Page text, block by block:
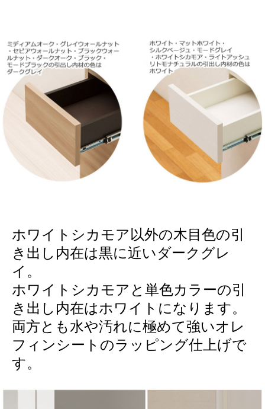
ホワイトシカモア以外の木目色の引
き出し内在は黒に近いダークグレ
イ。
ホワイトシカモアと単色カラーの引
き出し内在はホワイトになります。
両方とも水や汚れに極めて強いオレ
フィンシートのラッピング仕上げで
す。